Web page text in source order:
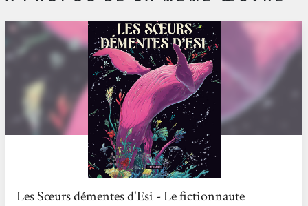
Les Sœurs démentes d'Esi - Le fictionnaute